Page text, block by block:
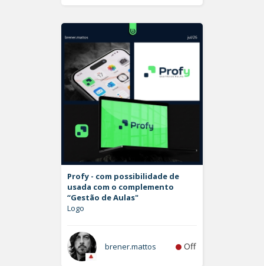
Profy - com possibilidade de
usada com o complemento
“Gestão de Aulas"
Logo
brener.mattos Off